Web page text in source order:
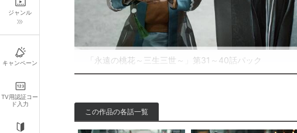
ジャンル
キャンペーン
TV用認証コー
ド入力
「永遠の桃花～三生三世～」第11～20話パック
「永遠の桃花～三生三世～」第21～30話パック
「永遠の桃花～三生三世～」第31～40話パック
この作品の各話一覧